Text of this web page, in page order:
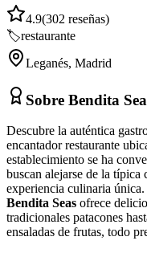
4.9(302 reseñas)
🏷️restaurante
Leganés, Madrid
Sobre Bendita
Descubre la auténtica
encantador restaurante
establecimiento se ha
buscan alejarse de la
experiencia culinaria
Bendita Seas ofrece
tradicionales patacones
ensaladas de frutas, todo